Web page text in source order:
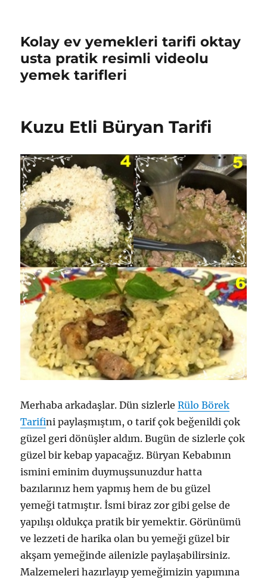
Kolay ev yemekleri tarifi oktay
usta pratik resimli videolu
yemek tarifleri
Kuzu Etli Büryan Tarifi
Merhaba arkadaşlar. Dün sizlerleRülo Börek
Tarifini paylaşmıştım, o tarif çok beğenildi çok
güzel geri dönüşler aldım. Bugün de sizlerle çok
güzel bir kebap yapacağız. Büryan Kebabının
ismini eminim duymuşsunuzdur hatta
bazılarınız hem yapmış hem de bu güzel
yemeği tatmıştır. İsmi biraz zor gibi gelse de
yapılışı oldukça pratik bir yemektir. Görünümü
ve lezzeti de harika olan bu yemeği güzel bir
akşam yemeğinde ailenizle paylaşabilirsiniz.
Malzemeleri hazırlayıp yemeğimizin yapımına